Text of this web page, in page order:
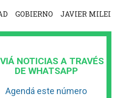
GOBIERNO JAVIER MILEI
NOTICIAS A TRAVÉS
DE WHATSAPP
Agendá este número